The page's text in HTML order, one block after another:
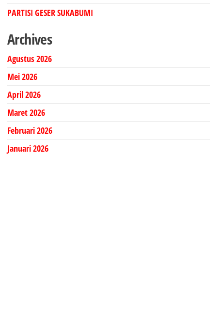
PARTISI GESER SUKABUMI
Archives
Agustus 2026
Mei 2026
April 2026
Maret 2026
Februari 2026
Januari 2026